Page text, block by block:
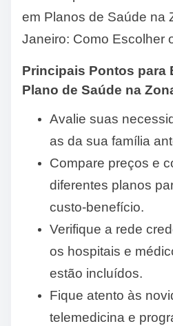
em Planos de Saúde na
Janeiro: Como Escolher
Principais Pontos para
Plano de Saúde na
Avalie suas
as da sua família
Compare preços e
diferentes planos
custo-benefício.
Verifique a rede
os hospitais e
estão incluídos.
Fique atento às
telemedicina e